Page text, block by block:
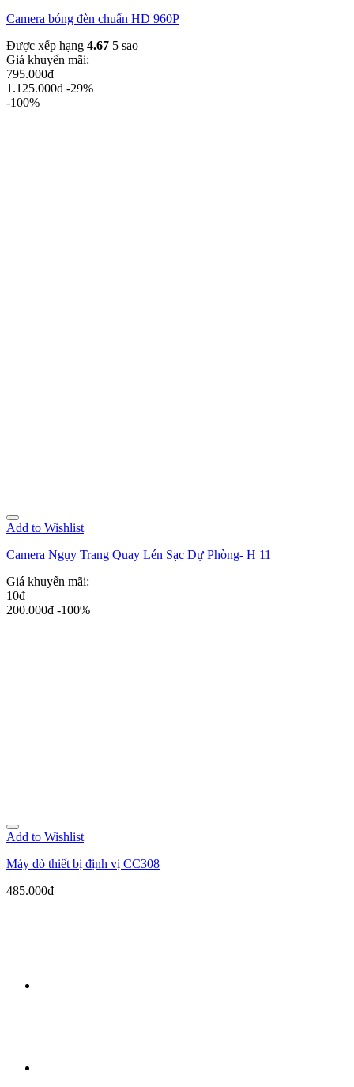
Camera bóng đèn chuẩn HD 960P
Được xếp hạng 4.67 5 sao
Giá khuyến mãi:
795.000đ
1.125.000đ -29%
-100%
Add to Wishlist
Camera Ngụy Trang Quay Lén Sạc Dự Phòng- H 11
Giá khuyến mãi:
10đ
200.000đ -100%
Add to Wishlist
Máy dò thiết bị định vị CC308
485.000₫